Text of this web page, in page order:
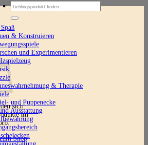
Suchen
nach:
sich
im
Shop
& Konstruieren
und Experimentieren
& Therapie
und Puppenecke
Ausstattung